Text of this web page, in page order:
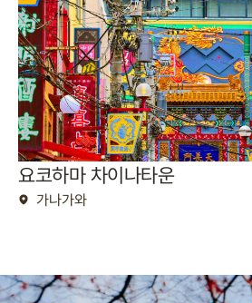
요코하마 차이나타운
가나가와